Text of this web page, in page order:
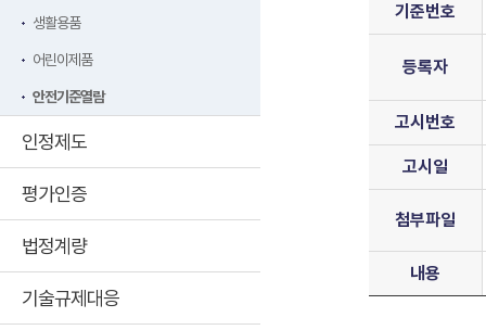
기준번호
등록자
고시번호
고시일
첨부파일
내용
생활용품
어린이제품
안전기준열람
인정제도
평가인증
법정계량
기술규제대응